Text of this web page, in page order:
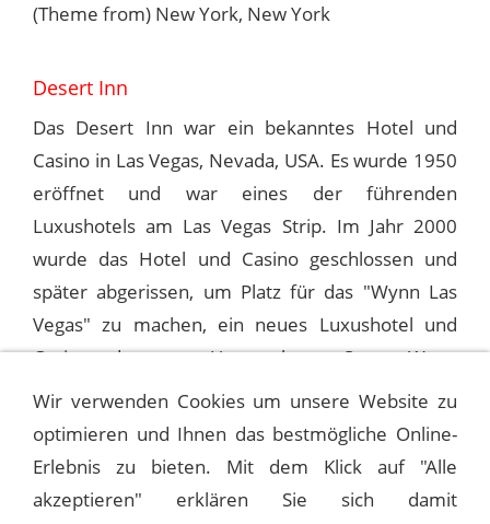
(Theme from) New York, New York
Desert Inn
Das Desert Inn war ein bekanntes Hotel und
Casino in Las Vegas, Nevada, USA. Es wurde 1950
eröffnet und war eines der führenden
Luxushotels am Las Vegas Strip. Im Jahr 2000
wurde das Hotel und Casino geschlossen und
später abgerissen, um Platz für das "Wynn Las
Vegas" zu machen, ein neues Luxushotel und
Casino, das vom Unternehmer Steve Wynn
entwickelt wurde.
1992-04-08 LAS VEGAS, DESERT INN
Wir verwenden Cookies um unsere Website zu
optimieren und Ihnen das bestmögliche Online-
Erlebnis zu bieten. Mit dem Klick auf "Alle
akzeptieren" erklären Sie sich damit